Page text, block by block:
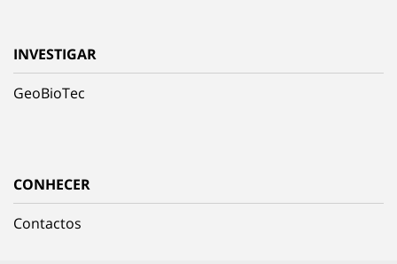
INVESTIGAR
GeoBioTec
CONHECER
Contactos